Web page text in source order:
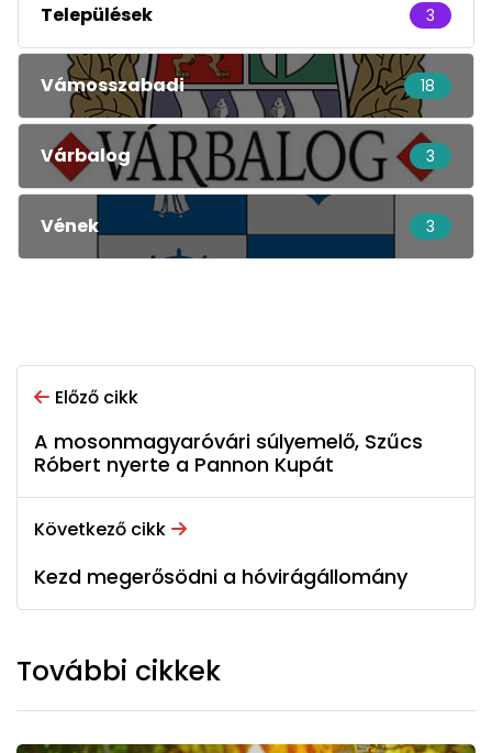
Települések 3
Vámosszabadi 18
Várbalog 3
Vének 3
Előző cikk
A mosonmagyaróvári súlyemelő, Szűcs
Róbert nyerte a Pannon Kupát
Következő cikk
Kezd megerősödni a hóvirágállomány
További cikkek